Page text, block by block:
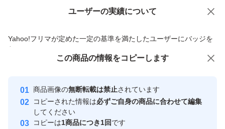
ご理解いただける方、よろしくお願いいたします。
ユーザーの実績について
Yahoo!フリマが定めた一定の基準を満たしたユーザーにバッジを
付与しています
安心取引出品者
心・安全なユーザーです
取引実績
価格の相談 商品への質問
この商品の情報をコピーします
商品画像の無断転載は禁止されています
コピーされた情報は必ずご自身の商品に合わせて編集
してください
コピーは1商品につき1回です
この商品をみている人にオススメ